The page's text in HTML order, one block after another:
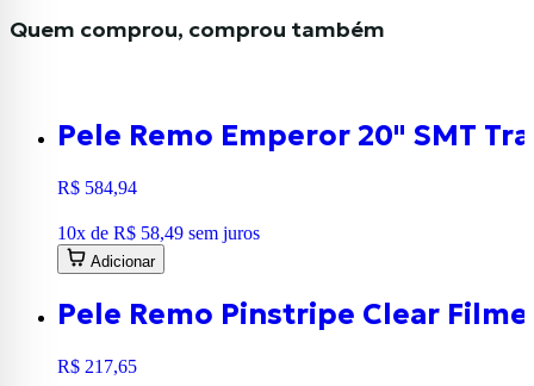
Quem comprou, comprou também
Pele Remo Emperor 20" SMT
R$ 584,94
10x de R$ 58,49 sem juros
Adicionar
Pele Remo Pinstripe Clear
R$ 217,65